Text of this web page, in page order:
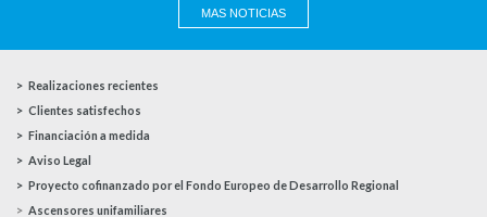
MAS NOTICIAS
Realizaciones recientes
Clientes satisfechos
Financiación a medida
Aviso Legal
Proyecto cofinanzado por el Fondo Europeo de Desarrollo Regional
Ascensores unifamiliares